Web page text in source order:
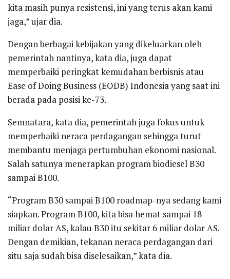
kita masih punya resistensi, ini yang terus akan kami
jaga,” ujar dia.
Dengan berbagai kebijakan yang dikeluarkan oleh
pemerintah nantinya, kata dia, juga dapat
memperbaiki peringkat kemudahan berbisnis atau
Ease of Doing Business (EODB) Indonesia yang saat ini
berada pada posisi ke-73.
Semnatara, kata dia, pemerintah juga fokus untuk
memperbaiki neraca perdagangan sehingga turut
membantu menjaga pertumbuhan ekonomi nasional.
Salah satunya menerapkan program biodiesel B30
sampai B100.
“Program B30 sampai B100 roadmap-nya sedang kami
siapkan. Program B100, kita bisa hemat sampai 18
miliar dolar AS, kalau B30 itu sekitar 6 miliar dolar AS.
Dengan demikian, tekanan neraca perdagangan dari
situ saja sudah bisa diselesaikan,” kata dia.